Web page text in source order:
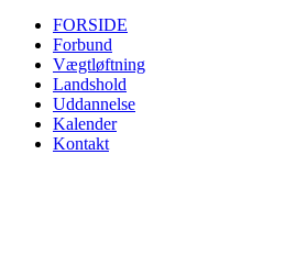
FORSIDE
Forbund
Vægtløftning
Landshold
Uddannelse
Kalender
Kontakt